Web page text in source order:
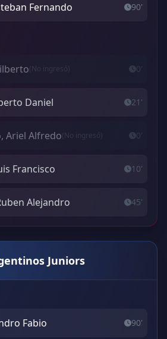
Fernando 90'
(No ingresó) 0'
Daniel 21'
Ariel Alfredo(No ingresó) 0'
Francisco 10'
Alejandro 45'
Juniors
Fabio 90'